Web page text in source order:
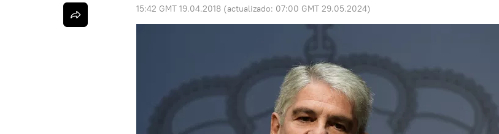
15:42 GMT 19.04.2018 (actualizado: 07:00 GMT 29.05.2024)